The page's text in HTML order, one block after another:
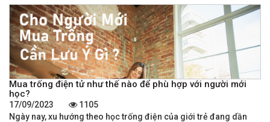
Mua trống điện tử như thế nào để phù hợp với người mới
học?
17/09/2023
1105
Ngày nay, xu hướng theo học trống điện của giới trẻ đang dần